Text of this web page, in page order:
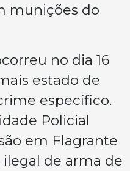
munições do
no dia 16
estado de
específico.
Policial
em Flagrante
de arma de